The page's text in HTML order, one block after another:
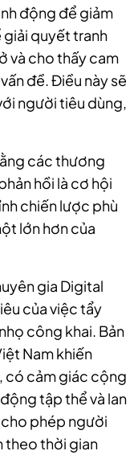
động để giảm
giải quyết tranh
và cho thấy cam
đề. Điều này sẽ
người tiêu dùng,
các thương
hồi là cơ hội
chiến lược phù
lớn hơn của
gia Digital
của việc tẩy
công khai. Bản
Nam khiến
có cảm giác cộng
tập thể và lan
phép người
theo thời gian